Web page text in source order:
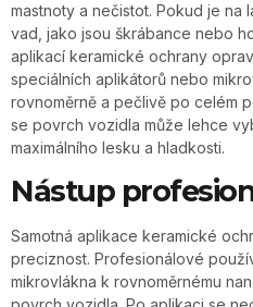
mastnoty a nečistot. Pokud je na
vad, jako jsou škrábance nebo
aplikací keramické ochrany
speciálních aplikátorů nebo
rovnoměrně a pečlivě po celém
se povrch vozidla může lehce
maximálního lesku a hladkosti.
Nástup
Samotná aplikace keramické
preciznost. Profesionálové
mikrovlákna k rovnoměrnému